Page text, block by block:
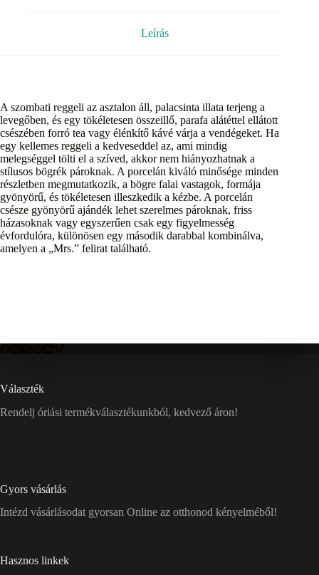
Leírás
A szombati reggeli az asztalon áll, palacsinta illata terjeng a
levegőben, és egy tökéletesen összeillő, parafa alátéttel ellátott
csészében forró tea vagy élénkítő kávé várja a vendégeket. Ha
egy kellemes reggeli a kedveseddel az, ami mindig
melegséggel tölti el a szíved, akkor nem hiányozhatnak a
stílusos bögrék pároknak. A porcelán kiváló minősége minden
részletben megmutatkozik, a bögre falai vastagok, formája
gyönyörű, és tökéletesen illeszkedik a kézbe. A porcelán
csésze gyönyörű ajándék lehet szerelmes pároknak, friss
házasoknak vagy egyszerűen csak egy figyelmesség
évfordulóra, különösen egy második darabbal kombinálva,
amelyen a „Mrs.” felirat található.
Választék
Rendelj óriási termékválasztékunkból, kedvező áron!
Gyors vásárlás
Intézd vásárlásodat gyorsan Online az otthonod kényelméből!
Hasznos linkek